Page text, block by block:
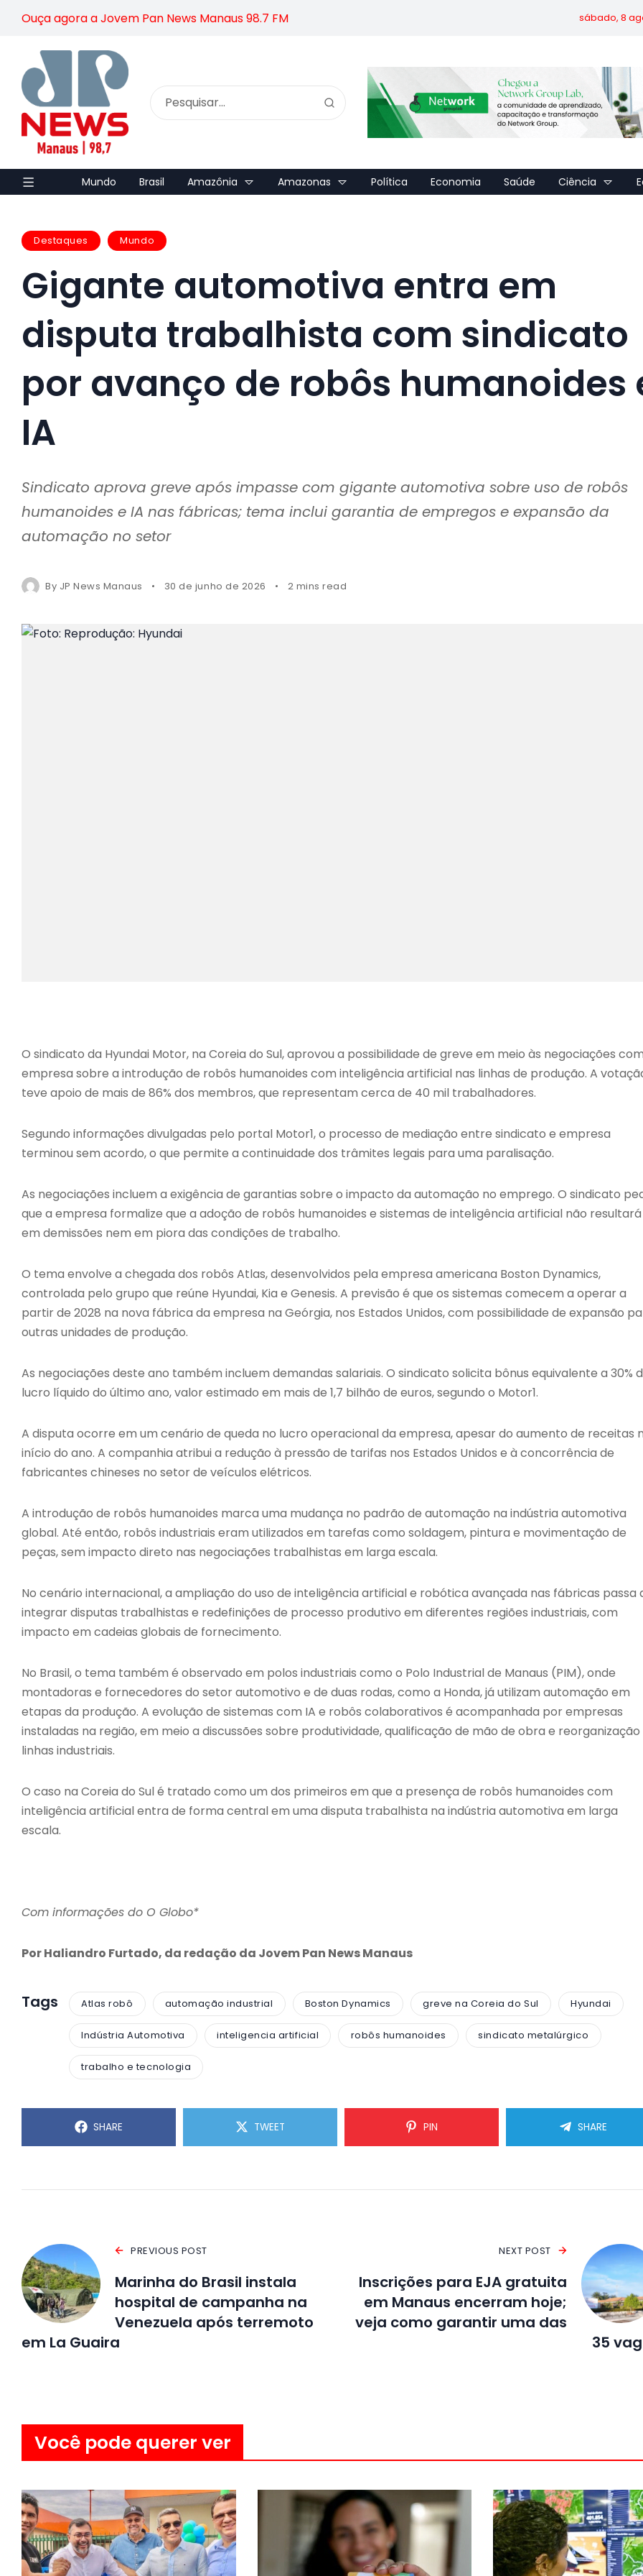
Ouça agora a Jovem Pan News Manaus 98.7 FM sábado, 8
Mundo Brasil Amazônia Amazonas Política Economia Saúde Ciência
Destaques Mundo
Gigante automotiva entra em
disputa trabalhista com sindicato
por avanço de robôs humanoides
IA
Sindicato aprova greve após impasse com gigante automotiva sobre uso de robôs
humanoides e IA nas fábricas; tema inclui garantia de empregos e expansão da
automação no setor
By JP News Manaus 30 de junho de 2026 2 mins read
O sindicato da Hyundai Motor, na Coreia do Sul, aprovou a possibilidade de greve em meio às negociações
empresa sobre a introdução de robôs humanoides com inteligência artificial nas linhas de produção. A
teve apoio de mais de 86% dos membros, que representam cerca de 40 mil trabalhadores.
Segundo informações divulgadas pelo portal Motor1, o processo de mediação entre sindicato e empresa
terminou sem acordo, o que permite a continuidade dos trâmites legais para uma paralisação.
As negociações incluem a exigência de garantias sobre o impacto da automação no emprego. O sindicato
que a empresa formalize que a adoção de robôs humanoides e sistemas de inteligência artificial não resultará
em demissões nem em piora das condições de trabalho.
O tema envolve a chegada dos robôs Atlas, desenvolvidos pela empresa americana Boston Dynamics,
controlada pelo grupo que reúne Hyundai, Kia e Genesis. A previsão é que os sistemas comecem a operar a
partir de 2028 na nova fábrica da empresa na Geórgia, nos Estados Unidos, com possibilidade de expansão
outras unidades de produção.
As negociações deste ano também incluem demandas salariais. O sindicato solicita bônus equivalente a 30%
lucro líquido do último ano, valor estimado em mais de 1,7 bilhão de euros, segundo o Motor1.
A disputa ocorre em um cenário de queda no lucro operacional da empresa, apesar do aumento de receitas
início do ano. A companhia atribui a redução à pressão de tarifas nos Estados Unidos e à concorrência de
fabricantes chineses no setor de veículos elétricos.
A introdução de robôs humanoides marca uma mudança no padrão de automação na indústria automotiva
global. Até então, robôs industriais eram utilizados em tarefas como soldagem, pintura e movimentação de
peças, sem impacto direto nas negociações trabalhistas em larga escala.
No cenário internacional, a ampliação do uso de inteligência artificial e robótica avançada nas fábricas passa
integrar disputas trabalhistas e redefinições de processo produtivo em diferentes regiões industriais, com
impacto em cadeias globais de fornecimento.
No Brasil, o tema também é observado em polos industriais como o Polo Industrial de Manaus (PIM), onde
montadoras e fornecedores do setor automotivo e de duas rodas, como a Honda, já utilizam automação em
etapas da produção. A evolução de sistemas com IA e robôs colaborativos é acompanhada por empresas
instaladas na região, em meio a discussões sobre produtividade, qualificação de mão de obra e reorganização
linhas industriais.
O caso na Coreia do Sul é tratado como um dos primeiros em que a presença de robôs humanoides com
inteligência artificial entra de forma central em uma disputa trabalhista na indústria automotiva em larga
escala.
Com informações do O Globo*
Por Haliandro Furtado, da redação da Jovem Pan News Manaus
Tags Atlas robô automação industrial Boston Dynamics greve na Coreia do Sul Hyundai
Indústria Automotiva inteligencia artificial robôs humanoides sindicato metalúrgico
trabalho e tecnologia
SHARE TWEET PIN SHARE
PREVIOUS POST
Marinha do Brasil instala
hospital de campanha na
Venezuela após terremoto
em La Guaira
NEXT POST
Inscrições para EJA gratuita
em Manaus encerram hoje;
veja como garantir uma das
35
Você pode querer ver